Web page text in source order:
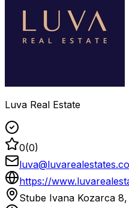
Luva Real Estate
0(0)
https://
Stube Ivana Kozarca